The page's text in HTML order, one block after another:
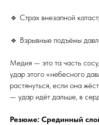
🔹 Страх внезапной
🔹 Взрывные подъёмы
Медия — это та часть
удар этого «небесного
растянуться, если она
— удар идёт дальше, в
Резюме: Срединный